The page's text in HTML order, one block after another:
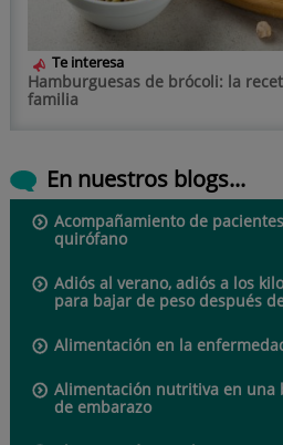
Te interesa
Hamburguesas de brócoli: la
familia
En nuestros blogs...
Acompañamiento de
quirófano
Adiós al verano, adiós a los
para bajar de peso después
Alimentación en la
Alimentación nutritiva en una
de embarazo